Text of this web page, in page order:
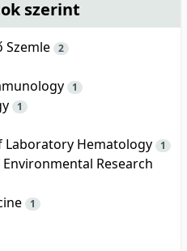
szerint
Szemle 2
1
1
Laboratory Hematology 1
Research
1